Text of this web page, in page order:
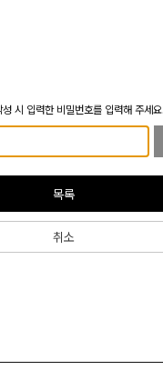
성 시 입력한 비밀번호를 입력해 주세
목록
취소